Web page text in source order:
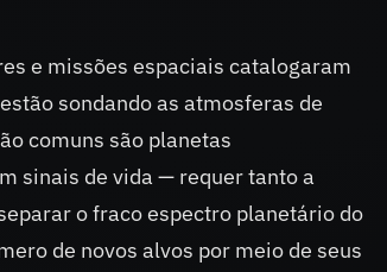
e missões espaciais catalogaram
sondando as atmosferas de
comuns são planetas
sinais de vida — requer tanto a
o fraco espectro planetário do
de novos alvos por meio de seus